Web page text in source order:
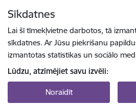
Sīkdatnes
Lai šī tīmekļvietne darbotos, tā
sīkdatnes. Ar Jūsu piekrišanu
izmantotas statistikas un sociālo
Lūdzu, atzīmējiet savu izvēli:
Noraidīt